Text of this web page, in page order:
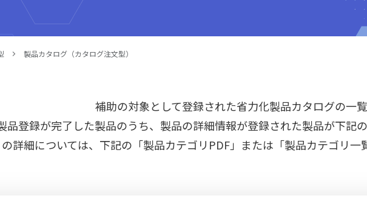
製品カタログ（カタログ注文型）
補助の対象として登録された省力化製品カタログの一覧
品登録が完了した製品のうち、製品の詳細情報が登録された製品が下記
詳細については、下記の「製品カテゴリPDF」または 「製品カテゴリ